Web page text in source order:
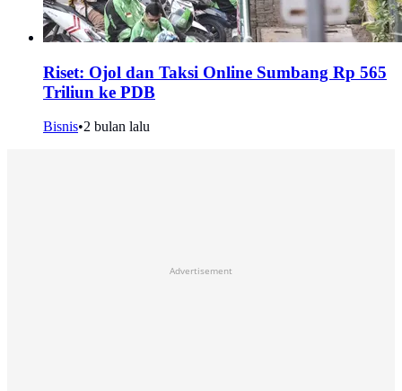
Riset: Ojol dan Taksi Online Sumbang Rp 565
Triliun ke PDB
Bisnis•2 bulan lalu
Advertisement